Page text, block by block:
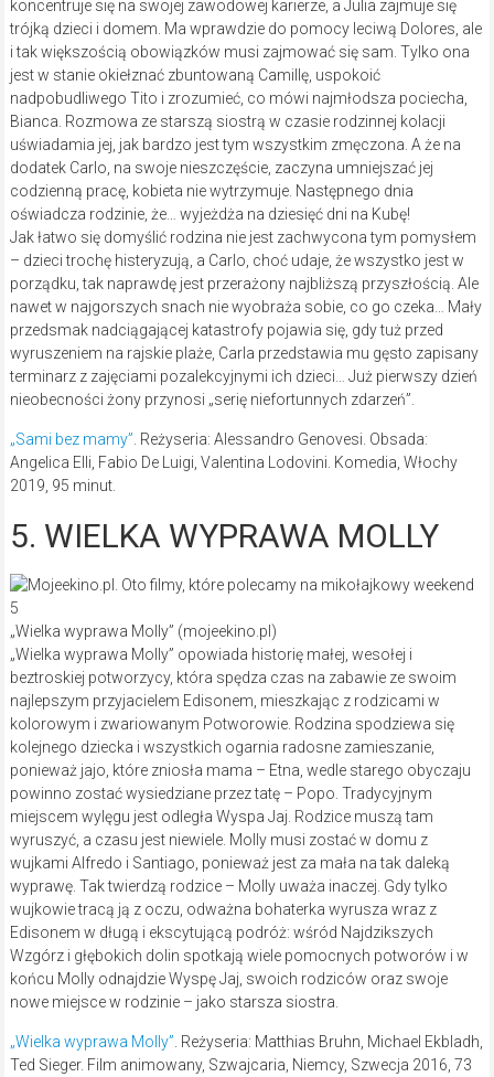
koncentruje się na swojej zawodowej karierze, a Julia zajmuje się
trójką dzieci i domem. Ma wprawdzie do pomocy leciwą Dolores, ale
i tak większością obowiązków musi zajmować się sam. Tylko ona
jest w stanie okiełznać zbuntowaną Camillę, uspokoić
nadpobudliwego Tito i zrozumieć, co mówi najmłodsza pociecha,
Bianca. Rozmowa ze starszą siostrą w czasie rodzinnej kolacji
uświadamia jej, jak bardzo jest tym wszystkim zmęczona. A że na
dodatek Carlo, na swoje nieszczęście, zaczyna umniejszać jej
codzienną pracę, kobieta nie wytrzymuje. Następnego dnia
oświadcza rodzinie, że… wyjeżdża na dziesięć dni na Kubę!
Jak łatwo się domyślić rodzina nie jest zachwycona tym pomysłem
– dzieci trochę histeryzują, a Carlo, choć udaje, że wszystko jest w
porządku, tak naprawdę jest przerażony najbliższą przyszłością. Ale
nawet w najgorszych snach nie wyobraża sobie, co go czeka… Mały
przedsmak nadciągającej katastrofy pojawia się, gdy tuż przed
wyruszeniem na rajskie plaże, Carla przedstawia mu gęsto zapisany
terminarz z zajęciami pozalekcyjnymi ich dzieci… Już pierwszy dzień
nieobecności żony przynosi „serię niefortunnych zdarzeń”.
„Sami bez mamy” . Reżyseria: Alessandro Genovesi. Obsada:
Angelica Elli, Fabio De Luigi, Valentina Lodovini. Komedia, Włochy
2019, 95 minut.
5. WIELKA WYPRAWA MOLLY
„Wielka wyprawa Molly” (mojeekino.pl)
„Wielka wyprawa Molly” opowiada historię małej, wesołej i
beztroskiej potworzycy, która spędza czas na zabawie ze swoim
najlepszym przyjacielem Edisonem, mieszkając z rodzicami w
kolorowym i zwariowanym Potworowie. Rodzina spodziewa się
kolejnego dziecka i wszystkich ogarnia radosne zamieszanie,
ponieważ jajo, które zniosła mama – Etna, wedle starego obyczaju
powinno zostać wysiedziane przez tatę – Popo. Tradycyjnym
miejscem wylęgu jest odległa Wyspa Jaj. Rodzice muszą tam
wyruszyć, a czasu jest niewiele. Molly musi zostać w domu z
wujkami Alfredo i Santiago, ponieważ jest za mała na tak daleką
wyprawę. Tak twierdzą rodzice – Molly uważa inaczej. Gdy tylko
wujkowie tracą ją z oczu, odważna bohaterka wyrusza wraz z
Edisonem w długą i ekscytującą podróż: wśród Najdzikszych
Wzgórz i głębokich dolin spotkają wiele pomocnych potworów i w
końcu Molly odnajdzie Wyspę Jaj, swoich rodziców oraz swoje
nowe miejsce w rodzinie – jako starsza siostra.
„Wielka wyprawa Molly” . Reżyseria: Matthias Bruhn, Michael Ekbladh,
Ted Sieger. Film animowany, Szwajcaria, Niemcy, Szwecja 2016, 73